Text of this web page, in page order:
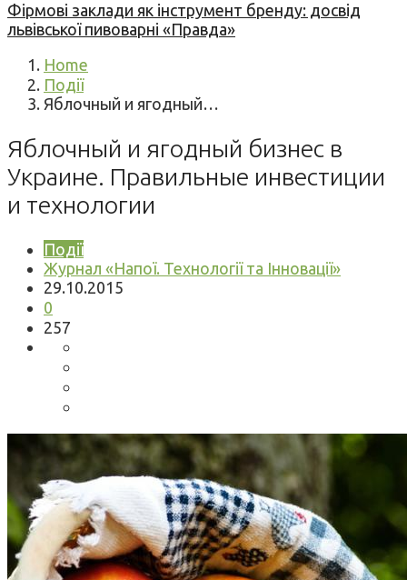
Фірмові заклади як інструмент бренду: досвід
львівської пивоварні «Правда»
Home
Події
Яблочный и ягодный…
Яблочный и ягодный бизнес в
Украине. Правильные инвестиции
и технологии
Події
Журнал «Напої. Технології та Інновації»
29.10.2015
0
257